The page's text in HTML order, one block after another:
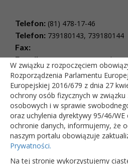
Telefon: (81) 478-17-46
Telefon: 739180143, 739180144
Fax:
E-mail:
Doręczeń: AE:PL-36199-84870-
NIP:505-01-29-804
REGON:384638699
Godziny pracy:
poniedziałek:
wtorek:
środa:
czwartek:
piątek:
W związku z rozpoczęciem
Rozporządzenia Parlamentu
Europejskiej 2016/679 z dnia 27
ochrony osób fizycznych w
osobowych i w sprawie
oraz uchylenia dyrektywy 95/46/
ochronie danych, informujemy, że
naszym portalu obowiązuje
Prywatności.
Na tej stronie wykorzystujemy